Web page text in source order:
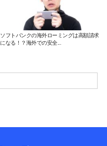
ソフトバンクの海外ローミングは高額請求
になる！？海外での安全...